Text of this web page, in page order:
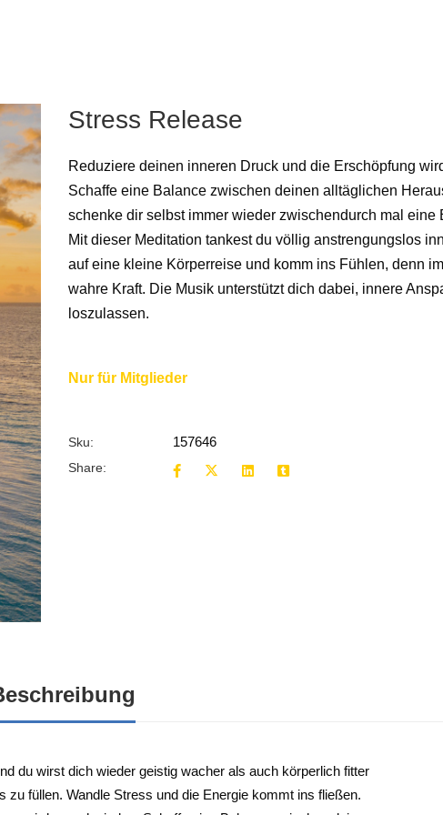
Stress Release
Reduziere deinen inneren Druck und die Erschöpfung
Schaffe eine Balance zwischen deinen alltäglichen
schenke dir selbst immer wieder zwischendurch mal eine
Mit dieser Meditation tankest du völlig anstrengungslos
auf eine kleine Körperreise und komm ins Fühlen, denn
wahre Kraft. Die Musik unterstützt dich dabei, innere
loszulassen.
Nur für Mitglieder
Sku: 157646
Share:
du wirst dich wieder geistig wacher als auch körperlich fitter
füllen. Wandle Stress und die Energie kommt ins fließen.